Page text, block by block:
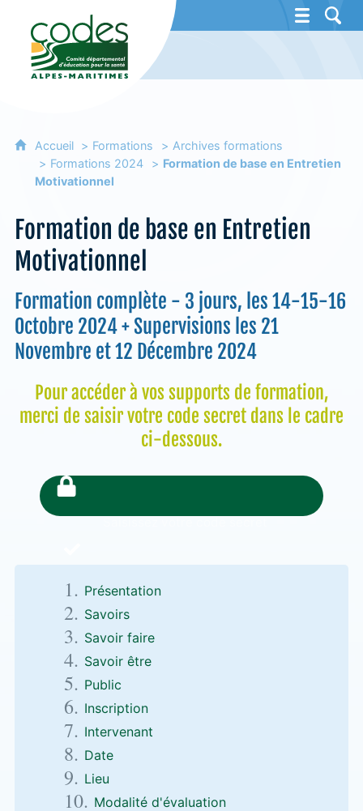
CoDES 06 - Comité départemental
Accueil Formations
Archives formations
Formations 2024
Formation de base en Entretien
Motivationnel
Formation de base en Entretien
Motivationnel
Formation complète - 3 jours, les 14-15-16
Octobre 2024 + Supervisions les 21
Novembre et 12 Décembre 2024
Pour accéder à vos supports de formation,
merci de saisir votre code secret dans le cadre
ci-dessous.
Présentation
Savoirs
Savoir faire
Savoir être
Public
Inscription
Intervenant
Date
Lieu
Modalité d'évaluation